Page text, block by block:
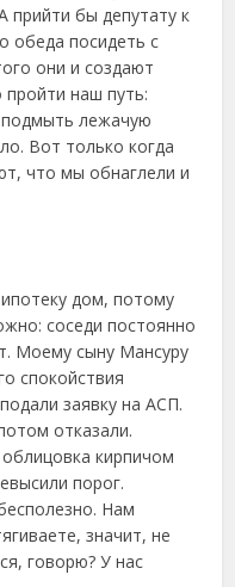
прийти бы депутату к
обеда посидеть с
они и создают
наш путь:
подмыть лежачую
Вот только когда
что мы обнаглели и
дом, потому
соседи постоянно
Моему сыну Мансуру
спокойствия
заявку на АСП.
отказали.
кирпичом
порог.
Нам
значит, не
говорю? У нас